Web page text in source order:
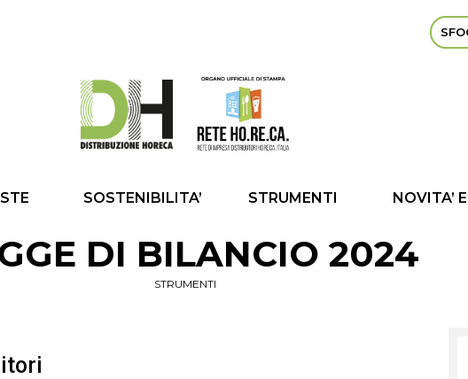
SOSTENIBILITA’ STRUMENTI NOVITA’
DI BILANCIO 2024
STRUMENTI